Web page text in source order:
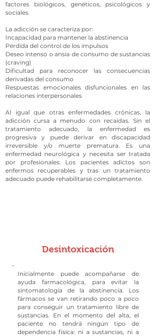
factores biológicos, genéticos, psicológicos y
sociales.
La adicción se caracteriza por:
Incapacidad para mantener la abstinencia
Pérdida del control de los impulsos
Deseo intenso o ansia de consumo de sustancias
(craving)
Dificultad para reconocer las consecuencias
derivadas del consumo
Respuestas emocionales disfuncionales en las
relaciones interpersonales
Al igual que otras enfermedades crónicas, la
adicción cursa a menudo con recaídas. Sin el
tratamiento adecuado, la enfermedad es
progresiva y puede derivar en discapacidad
irreversible y/o muerte prematura. Es una
enfermedad neurológica y necesita ser tratada
por profesionales. Los pacientes adictos son
enfermos recuperables y tras un tratamiento
adecuado puede rehabilitarse completamente.
Desintoxicación
Inicialmente puede acompañarse de
ayuda farmacológica, para evitar la
sintomatología de la abstinencia. Los
fármacos se van retirando poco a poco
para conseguir un tratamiento libre de
sustancias. En el momento del alta, el
paciente no tendrá ningún tipo de
dependencia física: ni a sustancias, ni a